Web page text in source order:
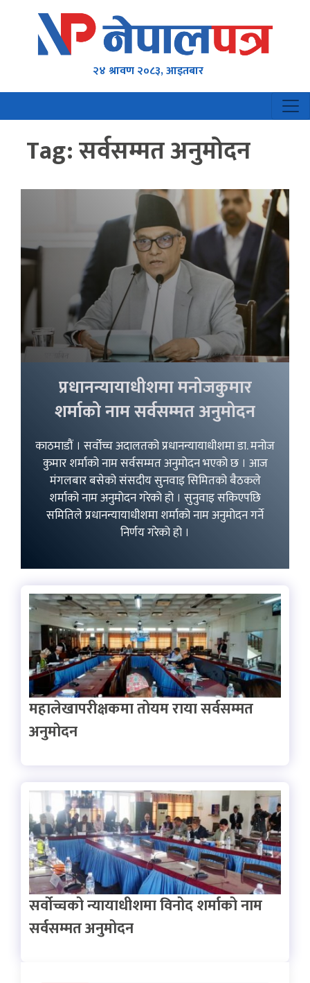
२४ श्रावण २०८३, आइतबार
Tag:सर्वसम्मत अनुमोदन
प्रधानन्यायाधीशमा मनोजकुमार
शर्माको नाम सर्वसम्मत अनुमोदन
काठमाडौं । सर्वोच्च अदालतको प्रधानन्यायाधीशमा डा. मनोज
कुमार शर्माको नाम सर्वसम्मत अनुमोदन भएको छ । आज
मंगलबार बसेको संसदीय सुनवाइ सिमितको बैठकले
शर्माको नाम अनुमोदन गरेको हो । सुनुवाइ सकिएपछि
समितिले प्रधानन्यायाधीशमा शर्माको नाम अनुमोदन गर्ने
निर्णय गरेको हो ।
महालेखापरीक्षकमा तोयम राया सर्वसम्मत
अनुमोदन
सर्वोच्चको न्यायाधीशमा विनोद शर्माको नाम
सर्वसम्मत अनुमोदन